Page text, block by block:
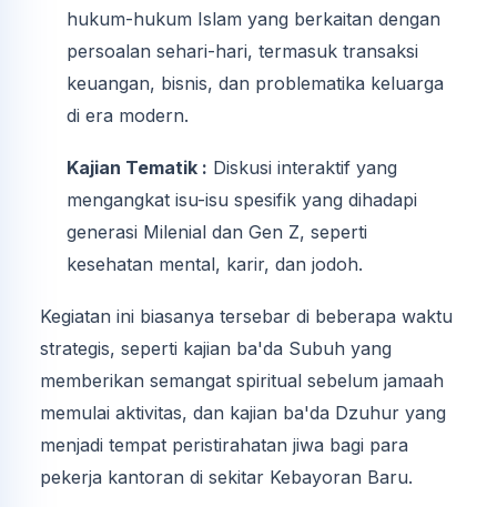
hukum-hukum Islam yang berkaitan dengan
persoalan sehari-hari, termasuk transaksi
keuangan, bisnis, dan problematika keluarga
di era modern.
Kajian Tematik : Diskusi interaktif yang
mengangkat isu-isu spesifik yang dihadapi
generasi Milenial dan Gen Z, seperti
kesehatan mental, karir, dan jodoh.
Kegiatan ini biasanya tersebar di beberapa waktu
strategis, seperti kajian ba'da Subuh yang
memberikan semangat spiritual sebelum jamaah
memulai aktivitas, dan kajian ba'da Dzuhur yang
menjadi tempat peristirahatan jiwa bagi para
pekerja kantoran di sekitar Kebayoran Baru.